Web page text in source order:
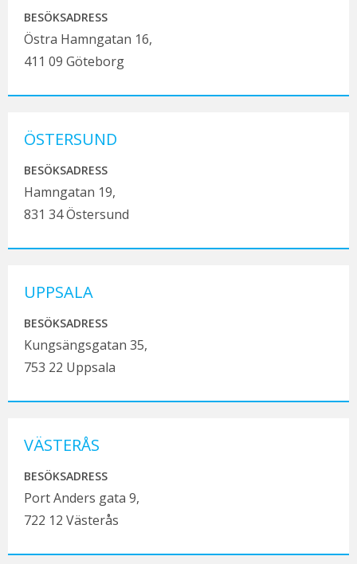
BESÖKSADRESS
Östra Hamngatan 16,
411 09 Göteborg
ÖSTERSUND
BESÖKSADRESS
Hamngatan 19,
831 34 Östersund
UPPSALA
BESÖKSADRESS
Kungsängsgatan 35,
753 22 Uppsala
VÄSTERÅS
BESÖKSADRESS
Port Anders gata 9,
722 12 Västerås